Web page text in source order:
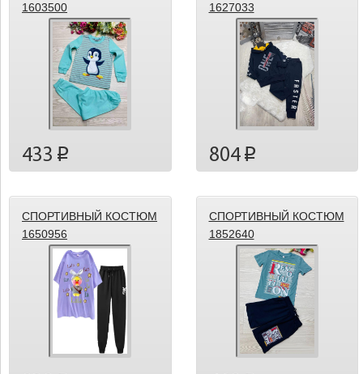
1603500
433 p
1627033
804p
СПОРТИВНЫЙ КОСТЮМ
1650956
СПОРТИВНЫЙ КОСТЮМ
1852640